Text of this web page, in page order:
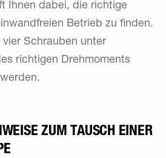
Ihnen dabei, die richtige
Betrieb zu finden.
Schrauben unter
richtigen Drehmoments
ZUM TAUSCH EINER